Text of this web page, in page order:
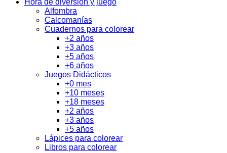
Alfombra
Calcomanías
Cuadernos para colorear
+2 años
+3 años
+5 años
+6 años
Juegos Didácticos
+0 mes
+10 meses
+18 meses
+2 años
+3 años
+5 años
Lápices para colorear
Libros para colorear